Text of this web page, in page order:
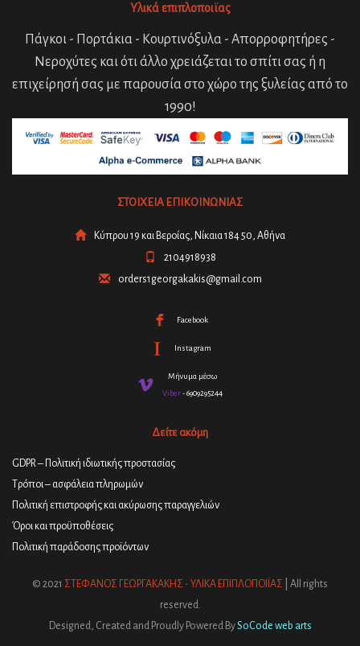
Υλικά επιπλοποιϊας
Πάγκοι - Πορτάκια - Κουρτινόξυλα - Απορροφητήρες -
Νεροχύτες και ότι άλλο χρειάζεται το σπίτι σας ή η
επιχείρησή σας με παρουσία στο χώρο της ξυλείας από το
1990!
ΣΤΟΙΧΕΙΑ ΕΠΙΚΟΙΝΩΝΙΑΣ
Κύπρου 19 και Βεροίας, Νίκαια 184 50, Αθήνα
2104918938
orders1georgakakis@gmail.com
Facebook
Instagram
Μήνυμα μέσω
Viber- 6909295244
Δείτε ακόμη
GDPR – Πολιτική ιδιωτικής προστασίας
Τρόποι – ασφάλεια πληρωμών
Πολιτική επιστροφής και ακύρωσης παραγγελιών
Όροι και προϋποθέσεις
Πολιτική παράδοσης προϊόντων
© 2021 ΣΤΕΦΑΝΟΣ ΓΕΩΡΓΑΚΑΚΗΣ - ΥΛΙΚΑ ΕΠΙΠΛΟΠΟΙΪΑΣ | All rights
reserved.
Designed, Created and Proudly Powered BySoCode web arts